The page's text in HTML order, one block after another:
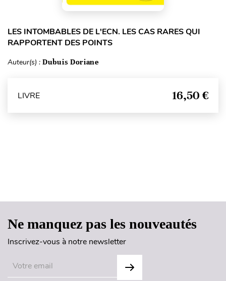
LES INTOMBABLES DE L'ECN. LES CAS RARES QUI
RAPPORTENT DES POINTS
Auteur(s) : Dubuis Doriane
LIVRE 16,50 €
Ne manquez pas les nouveautés
Inscrivez-vous à notre newsletter